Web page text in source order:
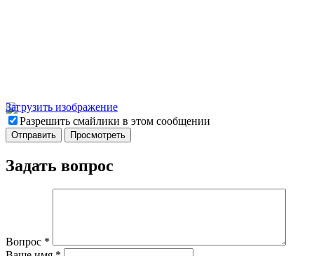
Загрузить изображение
Разрешить смайлики в этом сообщении
Задать вопрос
Вопрос *